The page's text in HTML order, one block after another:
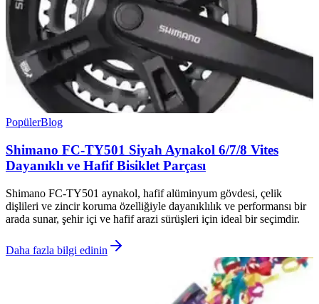
PopülerBlog
Shimano FC-TY501 Siyah Aynakol 6/7/8 Vites
Dayanıklı ve Hafif Bisiklet Parçası
Shimano FC-TY501 aynakol, hafif alüminyum gövdesi, çelik
dişlileri ve zincir koruma özelliğiyle dayanıklılık ve performansı bir
arada sunar, şehir içi ve hafif arazi sürüşleri için ideal bir seçimdir.
Daha fazla bilgi edinin